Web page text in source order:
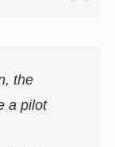
the
a pilot